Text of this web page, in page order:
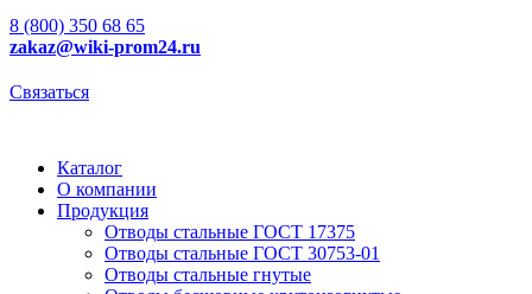
8 (800) 350 68 65
zakaz@wiki-prom24.ru
Связаться
Каталог
О компании
Продукция
Отводы стальные ГОСТ 17375
Отводы стальные ГОСТ 30753-01
Отводы стальные гнутые